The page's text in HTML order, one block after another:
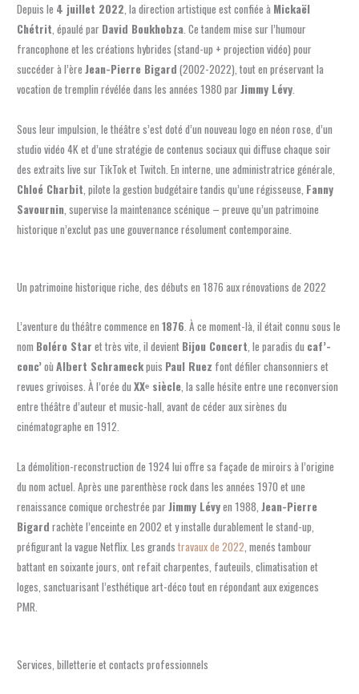
Depuis le 4 juillet 2022, la direction artistique est confiée à Mickaël
Chétrit, épaulé par David Boukhobza. Ce tandem mise sur l’humour
francophone et les créations hybrides (stand-up + projection vidéo) pour
succéder à l’èreJean-Pierre Bigard (2002-2022), tout en préservant la
vocation de tremplin révélée dans les années 1980 parJimmy Lévy.
Sous leur impulsion, le théâtre s’est doté d’un nouveau logo en néon rose, d’un
studio vidéo 4K et d’une stratégie de contenus sociaux qui diffuse chaque soir
des extraits live sur TikTok et Twitch. En interne, une administratrice générale,
Chloé Charbit, pilote la gestion budgétaire tandis qu’une régisseuse, Fanny
Savournin, supervise la maintenance scénique – preuve qu’un patrimoine
historique n’exclut pas une gouvernance résolument contemporaine.
Un patrimoine historique riche, des débuts en 1876 aux rénovations de 2022
L’aventure du théâtre commence en1876 . À ce moment-là, il était connu sous le
nom Boléro Star et très vite, il devient Bijou Concert , le paradis du caf’-
conc’oùAlbert Schrameckpuis Paul Ruez font défiler chansonniers et
revues grivoises. À l’orée duXXᵉ siècle , la salle hésite entre une reconversion
entre théâtre d’auteur et music-hall, avant de céder aux sirènes du
cinématographe en 1912.
La démolition-reconstruction de 1924 lui offre sa façade de miroirs à l’origine
du nom actuel. Après une parenthèse rock dans les années 1970 et une
renaissance comique orchestrée parJimmy Lévyen 1988,Jean-Pierre
Bigard rachète l’enceinte en 2002 et y installe durablement le stand-up,
préfigurant la vague Netflix. Les grandstravaux de 2022 , menés tambour
battant en soixante jours, ont refait charpentes, fauteuils, climatisation et
loges, sanctuarisant l’esthétique art-déco tout en répondant aux exigences
PMR.
Services, billetterie et contacts professionnels